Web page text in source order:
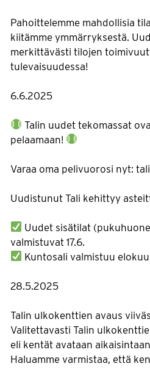
Pahoittelemme mahdollisia
kiitämme ymmärryksestä.
merkittävästi tilojen
tulevaisuudessa!
6.6.2025
Talin uudet tekomassat
pelaamaan!
Varaa oma pelivuorosi nyt:
Uudistunut Tali kehittyy
Uudet sisätilat
valmistuvat 17.6.
Kuntosali valmistuu
28.5.2025
Talin ulkokenttien avaus
Valitettavasti Talin
eli kentät avataan
Haluamme varmistaa, että